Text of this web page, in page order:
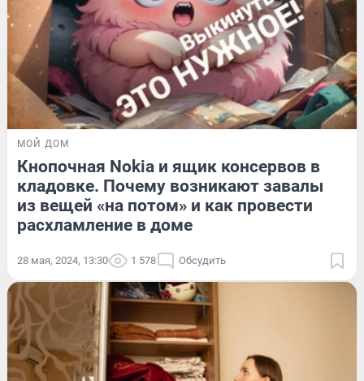
МОЙ ДОМ
Кнопочная Nokia и ящик консервов в
кладовке. Почему возникают завалы
из вещей «на потом» и как провести
расхламление в доме
28 мая, 2024, 13:30 1 578 Обсудить